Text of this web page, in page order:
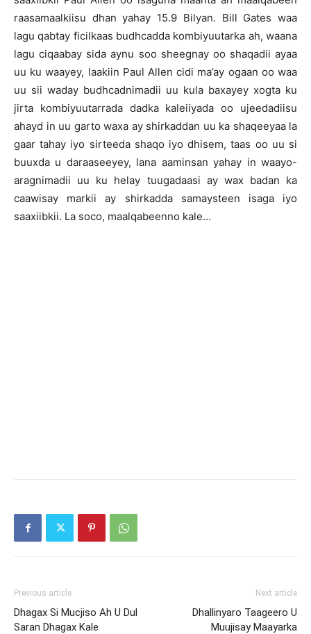
raasamaalkiisu dhan yahay 15.9 Bilyan. Bill Gates waa
lagu qabtay ficilkaas budhcadda kombiyuutarka ah, waana
lagu ciqaabay sida aynu soo sheegnay oo shaqadii ayaa
uu ku waayey, laakiin Paul Allen cidi ma’ay ogaan oo waa
uu sii waday budhcadnimadii uu kula baxayey xogta ku
jirta kombiyuutarrada dadka kaleiiyada oo ujeedadiisu
ahayd in uu garto waxa ay shirkaddan uu ka shaqeeyaa la
gaar tahay iyo sirteeda shaqo iyo dhisem, taas oo uu si
buuxda u daraaseeyey, lana aaminsan yahay in waayo-
aragnimadii uu ku helay tuugadaasi ay wax badan ka
caawisay markii ay shirkadda samaysteen isaga iyo
saaxiibkii. La soco, maalqabeenno kale…
Previous article
Dhagax Si Mucjiso Ah U Dul
Saran Dhagax Kale
Next article
Dhallinyaro Taageero U
Muujisay Maayarka